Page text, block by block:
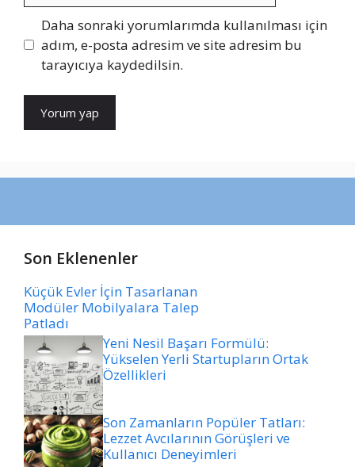
Daha sonraki yorumlarımda kullanılması için
adım, e-posta adresim ve site adresim bu
tarayıcıya kaydedilsin.
Son Eklenenler
Küçük Evler İçin Tasarlanan
Modüler Mobilyalara Talep
Patladı
Yeni Nesil Başarı Formülü:
Yükselen Yerli Startupların Ortak
Özellikleri
Son Zamanların Popüler Tatları:
Lezzet Avcılarının Görüşleri ve
Kullanıcı Deneyimleri